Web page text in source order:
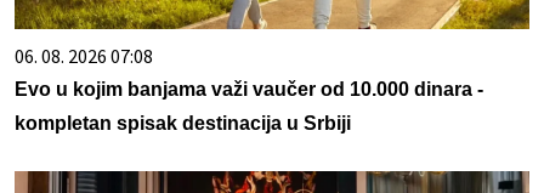
06. 08. 2026 07:08
Evo u kojim banjama važi vaučer od 10.000 dinara -
kompletan spisak destinacija u Srbiji